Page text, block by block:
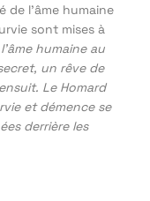
de l’âme humaine
sont mises à
humaine au
un rêve de
Le Homard
et démence se
derrière les